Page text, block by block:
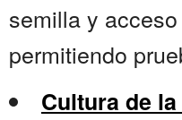
semilla y
permitiendo
Cultura de